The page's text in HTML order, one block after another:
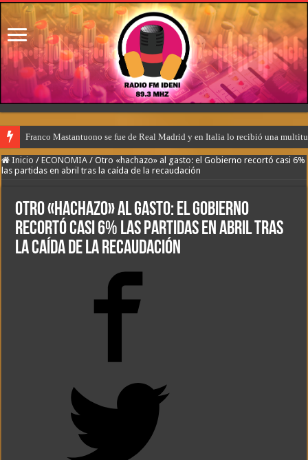
Franco Mastantuono se fue de Real Madrid y en Italia lo recibió una
Inicio / ECONOMIA / Otro «hachazo» al gasto: el Gobierno recortó casi 6%
las partidas en abril tras la caída de la recaudación
Otro «hachazo» al gasto: el Gobierno
recortó casi 6% las partidas en abril tras
la caída de la recaudación